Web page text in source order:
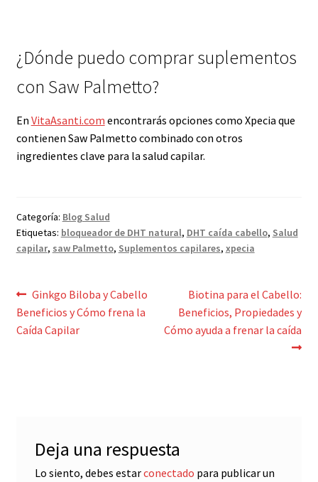
¿Dónde puedo comprar suplementos
con Saw Palmetto?
En VitaAsanti.com encontrarás opciones como Xpecia que
contienen Saw Palmetto combinado con otros
ingredientes clave para la salud capilar.
Categoría: Blog Salud
Etiquetas: bloqueador de DHT natural, DHT caída cabello, Salud
capilar, saw Palmetto, Suplementos capilares, xpecia
Navegación
de
Anterior:
Ginkgo Biloba y Cabello
Beneficios y Cómo frena la
Caída Capilar
Siguiente:
Biotina para el Cabello:
Beneficios, Propiedades y
Cómo ayuda a frenar la caída
Deja una respuesta
Lo siento, debes estarconectado para publicar un